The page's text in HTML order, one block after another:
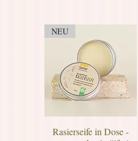
NEU
Rasierseife in Dose -